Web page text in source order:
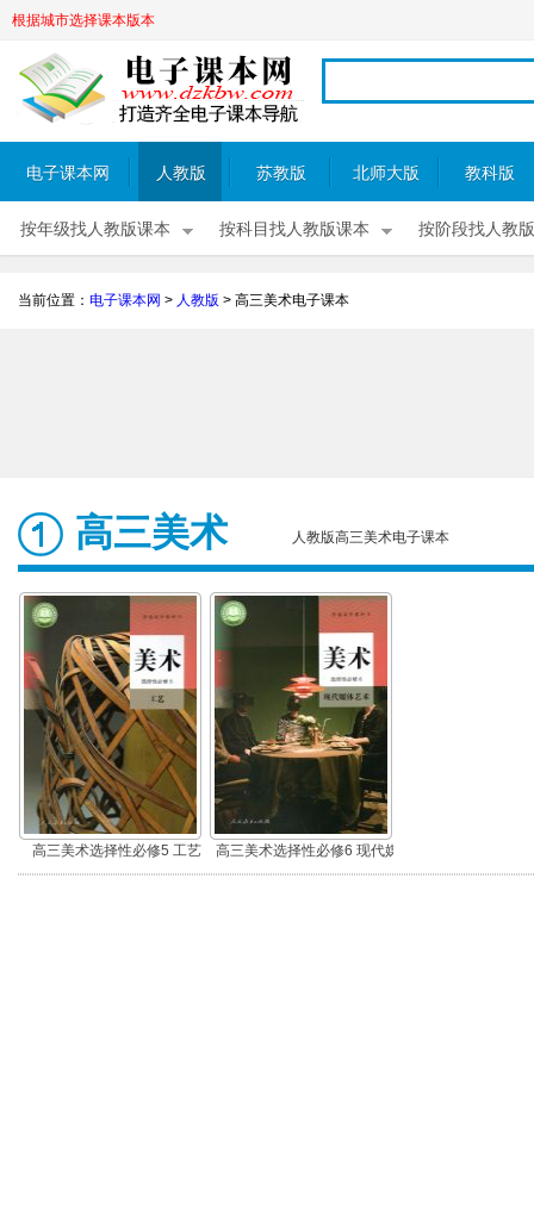
根据城市选择课本版本
电子课本网 人教版 苏教版 北师大版 教科版
按年级找人教版课本 按科目找人教版课本 按阶段找人教
当前位置： 电子课本网 > 人教版 > 高三美术电子课本
高三美术 人教版高三美术电子课本
高三美术选择性必修5 工艺
高三美术选择性必修6 现代媒
体艺术